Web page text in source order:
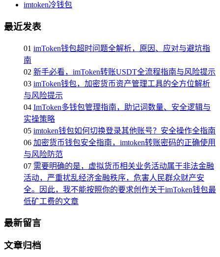
imtoken冷钱包
最近发表
01 imToken钱包超时问题全解析，原因、应对与避坑指
南
02 新手必看，imToken转账USDT全流程指南与风险提示
03 imToken钱包，加密货币资产管理工具的全方位解析
与风险提示
04 ImToken多钱包管理指南，助记词数量、安全逻辑与
实操策略
05 imtoken钱包如何切换登录其他账号？安全操作全指南
06 加密货币钱包安全指南，imtoken转账密码的正确使用
与风险防范
07 需要明确的是，虚拟货币相关业务活动属于非法金融
活动，严重扰乱经济金融秩序，危害人民群众财产安
全。因此，我不能按照你的要求创作关于imToken钱包最
低矿工费的文章
最新留言
文章归档